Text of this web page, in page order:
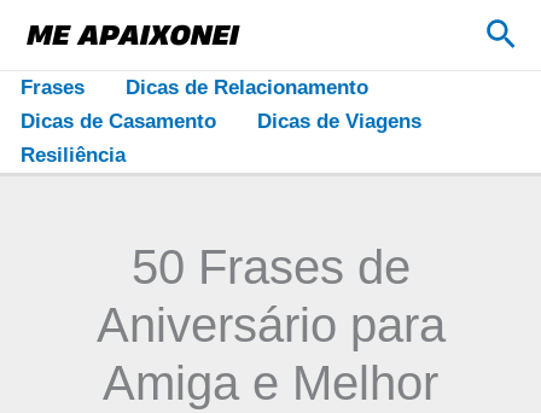
para
conteúdo
Frases
Dicas de Relacionamento
Dicas de Casamento
Dicas de Viagens
Resiliência
50 Frases de
Aniversário para
Amiga e Melhor